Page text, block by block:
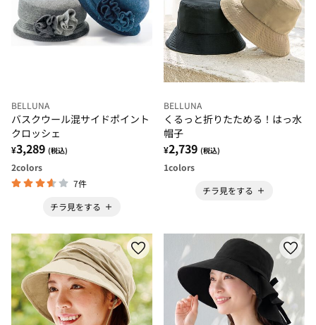
BELLUNA
バスクウール混サイドポイント
クロッシェ
¥3,289 (税込)
2colors
7件
チラ見をする
BELLUNA
くるっと折りたためる！はっ水
帽子
¥2,739 (税込)
1colors
チラ見をする